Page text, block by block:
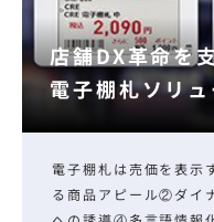
店舗DX革命を
電子棚札ソリ
電子棚札は売価を表示
る商品アピール②ダイ